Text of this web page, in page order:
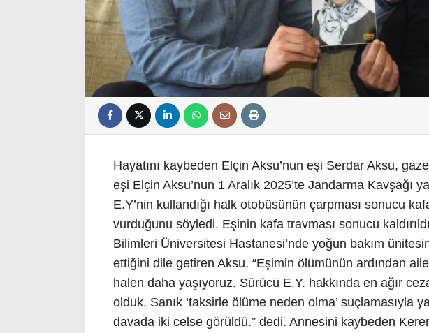
Hayatını kaybeden Elçin Aksu’nun eşi Serdar Aksu,
eşi Elçin Aksu’nun 1 Aralık 2025’te Jandarma Kavşağı
E.Y’nin kullandığı halk otobüsünün çarpması sonucu
vurduğunu söyledi. Eşinin kafa travması sonucu
Bilimleri Üniversitesi Hastanesi’nde yoğun bakım
ettiğini dile getiren Aksu, “Eşimin ölümünün ardından
halen daha yaşıyoruz. Sürücü E.Y. hakkında en ağır
olduk. Sanık ‘taksirle ölüme neden olma’ suçlamasıyla
davada iki celse görüldü.” dedi. Annesini kaybeden